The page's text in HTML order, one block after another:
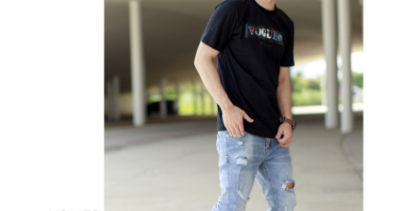
請求用戶進行身份認證。
５．嚴禁一人註冊多個帳號或使用他人資訊註冊。若發現惡意使用之情形，
恩沛科技股份有限公司將有權停止該用戶之使用額度並採取法律行動。